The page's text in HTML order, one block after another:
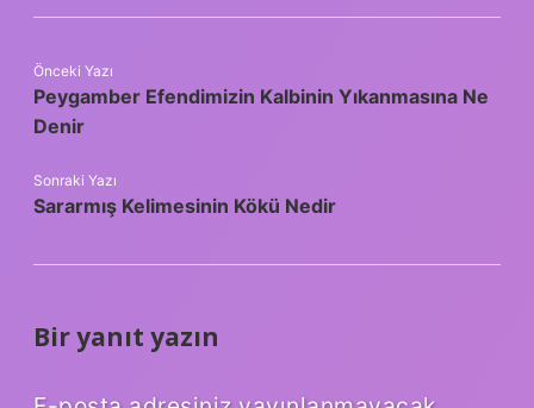
Önceki Yazı
Peygamber Efendimizin Kalbinin Yıkanmasına Ne
Denir
Sonraki Yazı
Sararmış Kelimesinin Kökü Nedir
Bir yanıt yazın